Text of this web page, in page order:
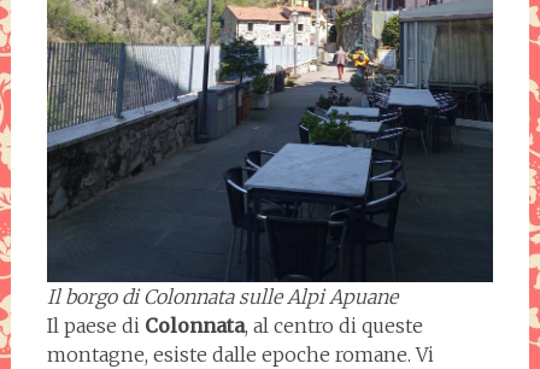
Il borgo di Colonnata sulle Alpi Apuane
Il paese di Colonnata, al centro di queste
montagne, esiste dalle epoche romane. Vi